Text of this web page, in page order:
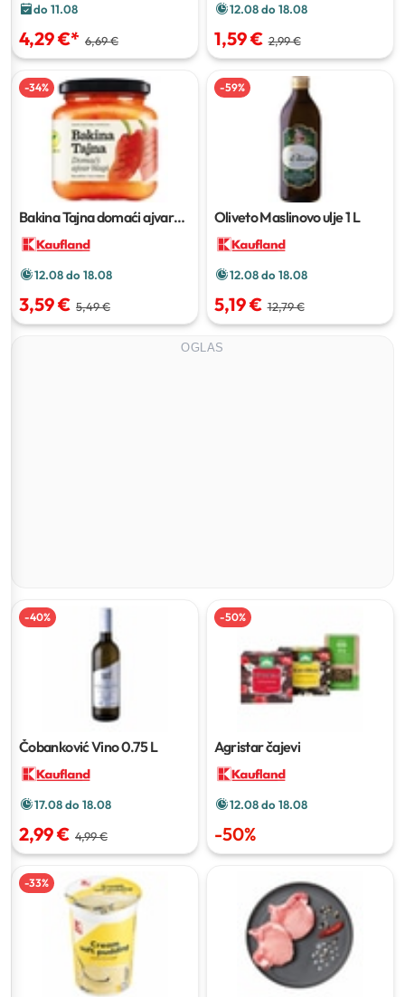
do 11.08
4,29 €* 6,69 €
12.08 do 18.08
1,59 € 2,99 €
-34%
Bakina Tajna domaći ajvar
12.08 do 18.08
3,59 € 5,49 €
-59%
Oliveto Maslinovo ulje1 L
12.08 do 18.08
5,19 € 12,79 €
OGLAS
-40%
Čobanković Vino0.75 L
17.08 do 18.08
2,99 € 4,99 €
-50%
Agristar čajevi
12.08 do 18.08
-50%
-33%